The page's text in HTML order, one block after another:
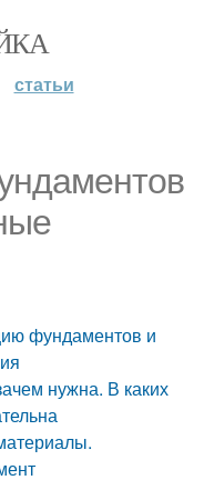
статьи
фундаментов и
нужна. В каких